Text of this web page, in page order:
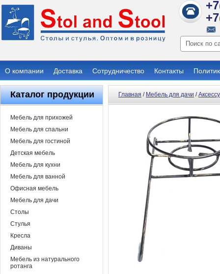
О компании Доставка Сотрудничество Контакты
Каталог продукции
Мебель для прихожей
Мебель для спальни
Мебель для гостиной
Детская мебель
Мебель для кухни
Мебель для ванной
Офисная мебель
Мебель для дачи
Столы
Стулья
Кресла
Диваны
Мебель из натурального
ротанга
Главная / Мебель для дачи /